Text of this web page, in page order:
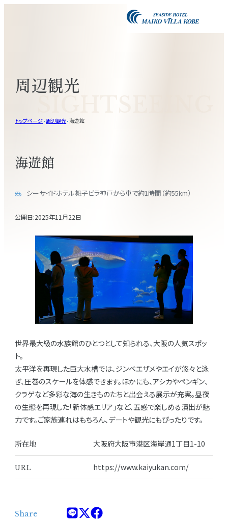
周辺観光
トップページ 周辺観光 海遊館
海遊館
シーサイドホテル舞子ビラ神戸から車で約1時間（約55km）
公開日:2025年11月22日
世界最大級の水族館のひとつとして知られる、大阪の人気スポッ
ト。
太平洋を再現した巨大水槽では、ジンベエザメやエイが悠々と泳
ぎ、圧巻のスケールを体感できます。ほかにも、アシカやペンギン、
クラゲなど多彩な海の生きものたちと出会える展示が充実。昼夜
の生態を再現した「新体感エリア」など、五感で楽しめる演出が魅
力です。ご家族連れはもちろん、デートや観光にもぴったりです。
所在地 大阪府大阪市港区海岸通1丁目1-10
URL https://www.kaiyukan.com/
Share